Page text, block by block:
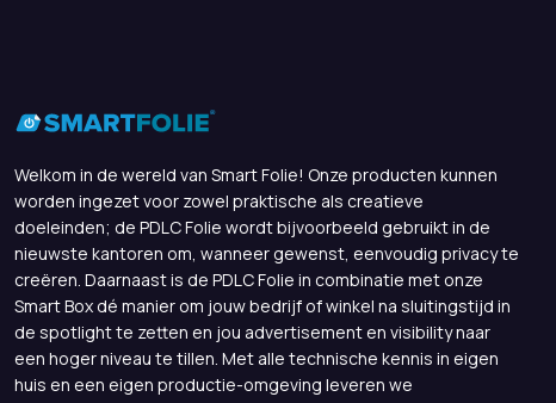
Welkom in de wereld van Smart Folie! Onze producten kunnen
worden ingezet voor zowel praktische als creatieve
doeleinden; de PDLC Folie wordt bijvoorbeeld gebruikt in de
nieuwste kantoren om, wanneer gewenst, eenvoudig privacy te
creëren. Daarnaast is de PDLC Folie in combinatie met onze
Smart Box dé manier om jouw bedrijf of winkel na sluitingstijd in
de spotlight te zetten en jou advertisement en visibility naar
een hoger niveau te tillen. Met alle technische kennis in eigen
huis en een eigen productie-omgeving leveren we